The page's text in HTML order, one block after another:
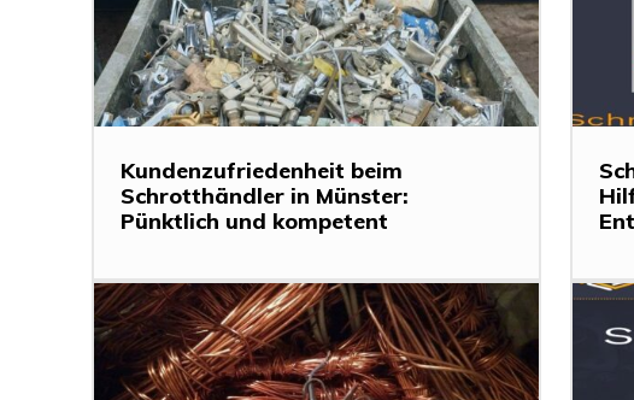
Kundenzufriedenheit beim
Schrotthändler in Münster:
Pünktlich und kompetent